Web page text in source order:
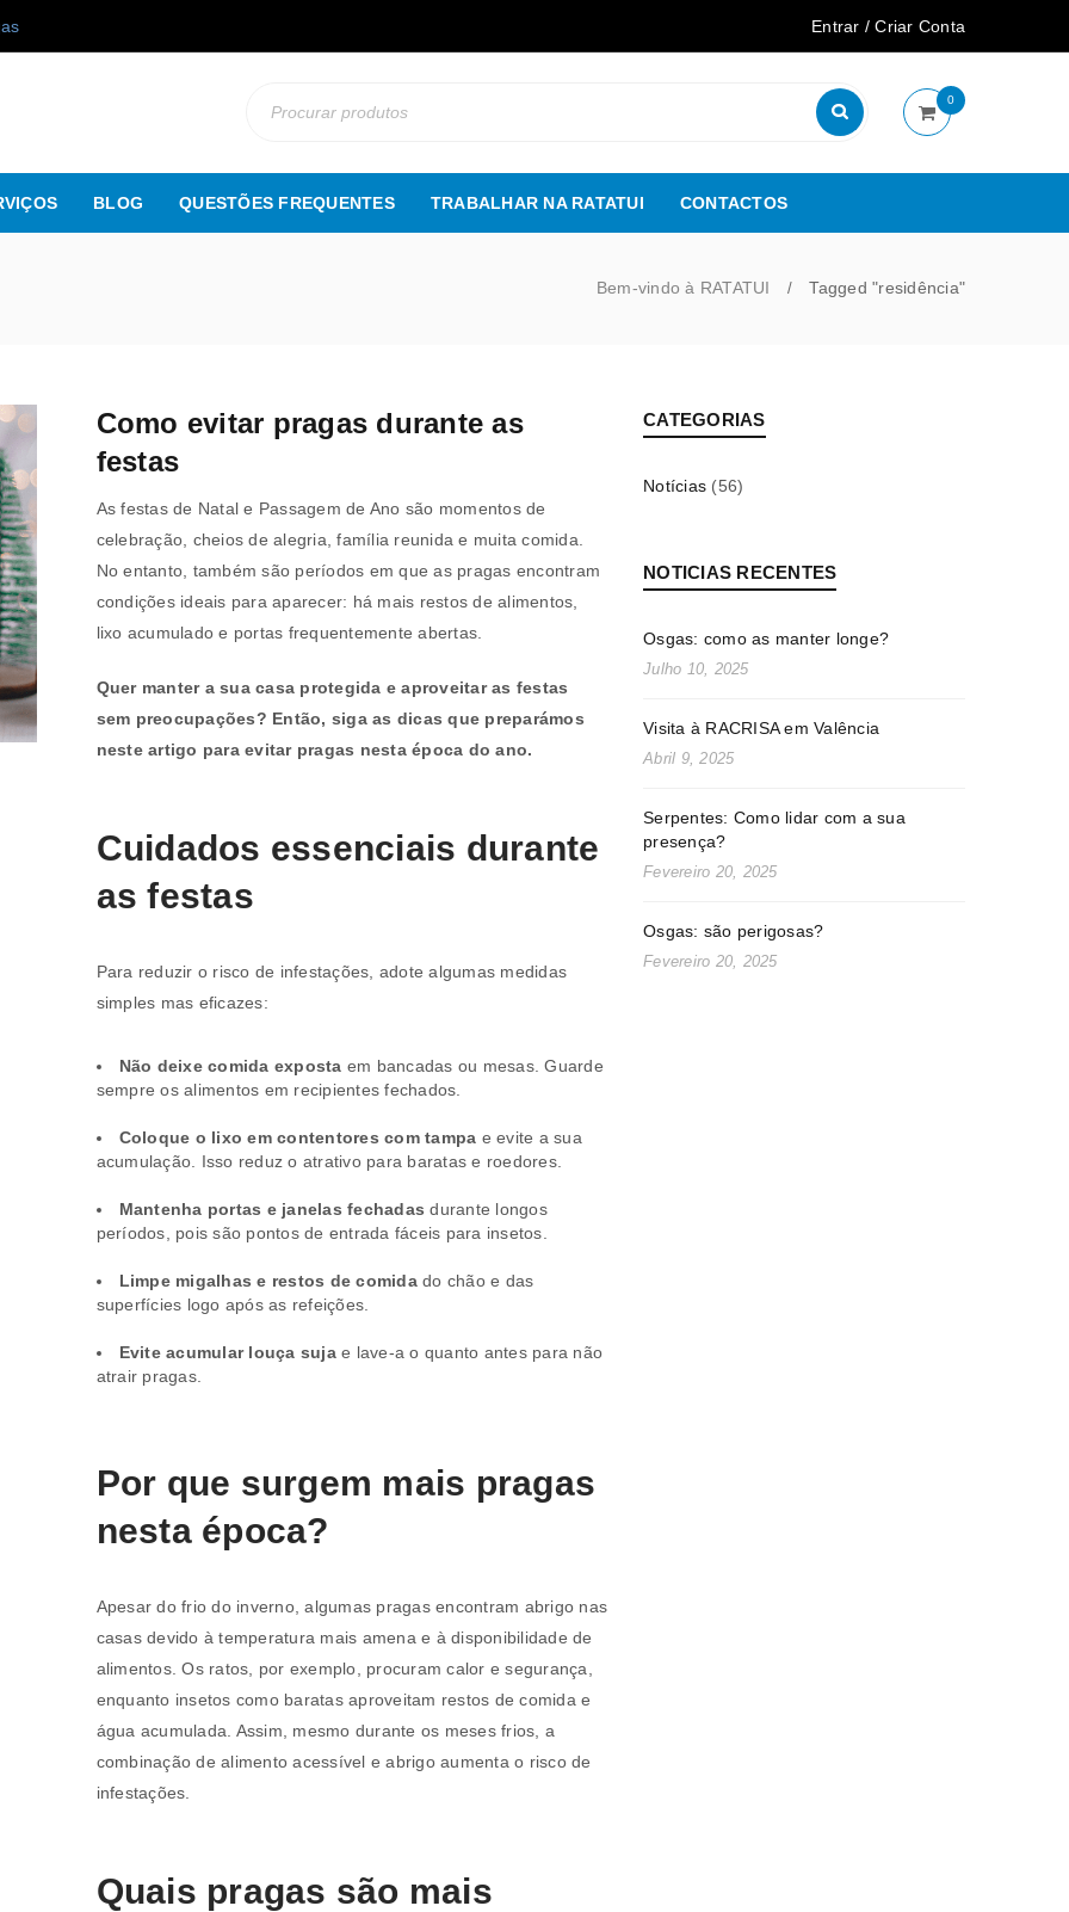
Entrar /Criar Conta
0
BLOG QUESTÕES FREQUENTES TRABALHAR NA RATATUI CONTACTOS
Bem-vindo à RATATUI / Tagged "residência"
Como evitar pragas durante as
festas
As festas de Natal e Passagem de Ano são momentos de
celebração, cheios de alegria, família reunida e muita comida.
No entanto, também são períodos em que as pragas encontram
condições ideais para aparecer: há mais restos de alimentos,
lixo acumulado e portas frequentemente abertas.
Quer manter a sua casa protegida e aproveitar as festas
sem preocupações? Então, siga as dicas que preparámos
neste artigo para evitar pragas nesta época do ano.
Cuidados essenciais durante
as festas
Para reduzir o risco de infestações, adote algumas medidas
simples mas eficazes:
Não deixe comida exposta em bancadas ou mesas. Guarde
sempre os alimentos em recipientes fechados.
Coloque o lixo em contentores com tampa e evite a sua
acumulação. Isso reduz o atrativo para baratas e roedores.
Mantenha portas e janelas fechadas durante longos
períodos, pois são pontos de entrada fáceis para insetos.
Limpe migalhas e restos de comidado chão e das
superfícies logo após as refeições.
Evite acumular louça sujae lave-a o quanto antes para não
atrair pragas.
Por que surgem mais pragas
nesta época?
Apesar do frio do inverno, algumas pragas encontram abrigo nas
casas devido à temperatura mais amena e à disponibilidade de
alimentos. Os ratos, por exemplo, procuram calor e segurança,
enquanto insetos como baratas aproveitam restos de comida e
água acumulada. Assim, mesmo durante os meses frios, a
combinação de alimento acessível e abrigo aumenta o risco de
infestações.
Quais pragas são mais
CATEGORIAS
Notícias (56)
NOTICIAS RECENTES
Osgas: como as manter longe?
Julho 10, 2025
Visita à RACRISA em Valência
Abril 9, 2025
Serpentes: Como lidar com a sua
presença?
Fevereiro 20, 2025
Osgas: são perigosas?
Fevereiro 20, 2025